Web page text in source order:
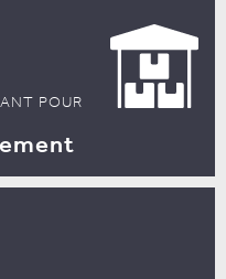
POUR